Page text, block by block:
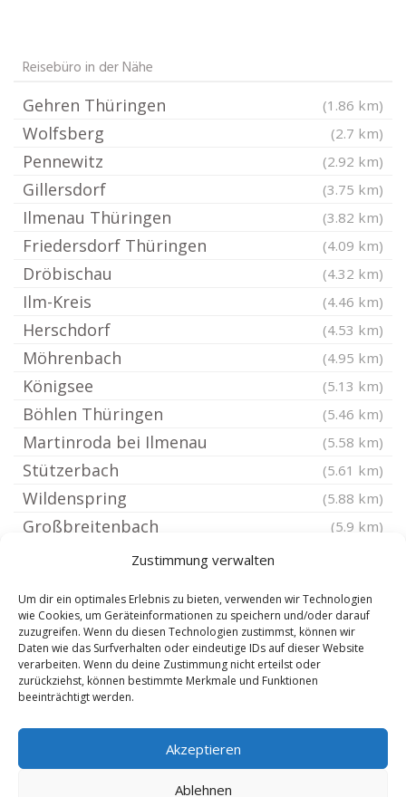
Zustimmung verwalten
Um dir ein optimales Erlebnis zu bieten, verwenden wir Technologien
wie Cookies, um Geräteinformationen zu speichern und/oder darauf
zuzugreifen. Wenn du diesen Technologien zustimmst, können wir
Daten wie das Surfverhalten oder eindeutige IDs auf dieser Website
verarbeiten. Wenn du deine Zustimmung nicht erteilst oder
zurückziehst, können bestimmte Merkmale und Funktionen
beeinträchtigt werden.
Akzeptieren
Ablehnen
Reisebüro in der Nähe
Gehren Thüringen (1.86 km)
Wolfsberg (2.7 km)
Pennewitz (2.92 km)
Gillersdorf (3.75 km)
Ilmenau Thüringen (3.82 km)
Friedersdorf Thüringen (4.09 km)
Dröbischau (4.32 km)
Ilm-Kreis (4.46 km)
Herschdorf (4.53 km)
Möhrenbach (4.95 km)
Königsee (5.13 km)
Böhlen Thüringen (5.46 km)
Martinroda bei Ilmenau (5.58 km)
Stützerbach (5.61 km)
Wildenspring (5.88 km)
Großbreitenbach (5.9 km)
Neustadt am Rennsteig
Elgersburg (6.27 km)
Altenfeld bei Ilmenau Thüringen (6.95 km)
Oberhain
Sitzendorf
Neusiß
Schmiedefeld am Rennsteig